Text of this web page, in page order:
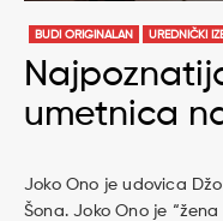
BUDI ORIGINALAN UREDNIČKI
umetnica
Joko Ono je udovica
Šona. Joko Ono je